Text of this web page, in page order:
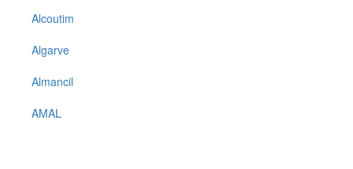
Alcoutim
Algarve
Almancil
AMAL